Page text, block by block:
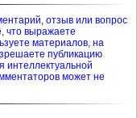
отзыв или вопрос
что выражаете
материалов, на
публикацию
интеллектуальной
может не